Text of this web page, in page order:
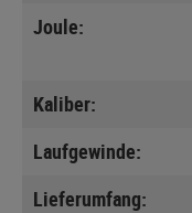
Joule:
Kaliber:
Laufgewinde:
Lieferumfang: